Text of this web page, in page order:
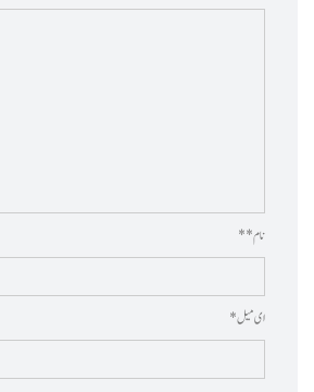
نام * *
ای میل *